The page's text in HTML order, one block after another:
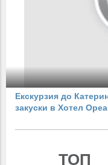
Екскурзия до
закуски в Хотел
ТОП